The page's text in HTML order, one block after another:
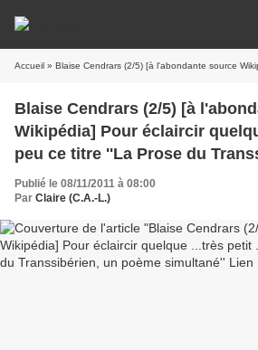
Accueil » Blaise Cendrars (2/5) [à l'abondante source Wikipédia] Pour éclaircir quelque ...très petit ... peu ce titre ''La
Blaise Cendrars (2/5) [à
Wikipédia] Pour éclaircir
peu ce titre ''La Prose du
poème simultané'' Lien :
Publié le 08/11/2011 à 08:00
Par Claire (C.A.-L.)